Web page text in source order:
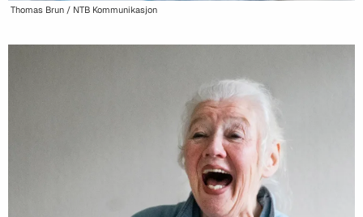
Thomas Brun / NTB Kommunikasjon